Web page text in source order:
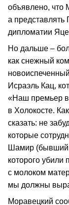
объявлено, что
а представлять
дипломатии
Но дальше –
как снежный
Исраэль Кац,
«Наш премьер
в Холокосте.
сказать: не
которые
Шамир (бывший
которого убили
с молоком
мы должны
Моравецкий